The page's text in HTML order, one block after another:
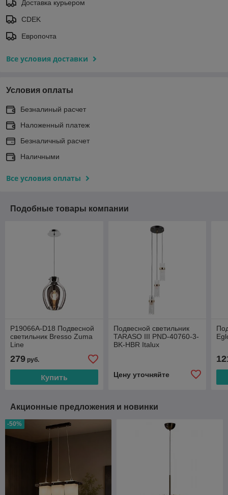
Доставка курьером
CDEK
Европочта
Все условия доставки
Условия оплаты
Безналиный расчет
Наложенный платеж
Безналичный расчет
Наличными
Все условия оплаты
Подобные товары компании
P19066A-D18 Подвесной
светильник Bresso Zuma
Line
279 руб.
Купить
Подвесной светильник
TARASO III PND-40760-3-
BK-HBR Italux
Цену уточняйте
Акционные предложения и новинки
-50%